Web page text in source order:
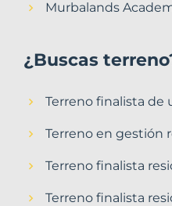
Murbalands
¿Buscas
Terreno finalista de
Terreno en gestión
Terreno finalista
Terreno finalista